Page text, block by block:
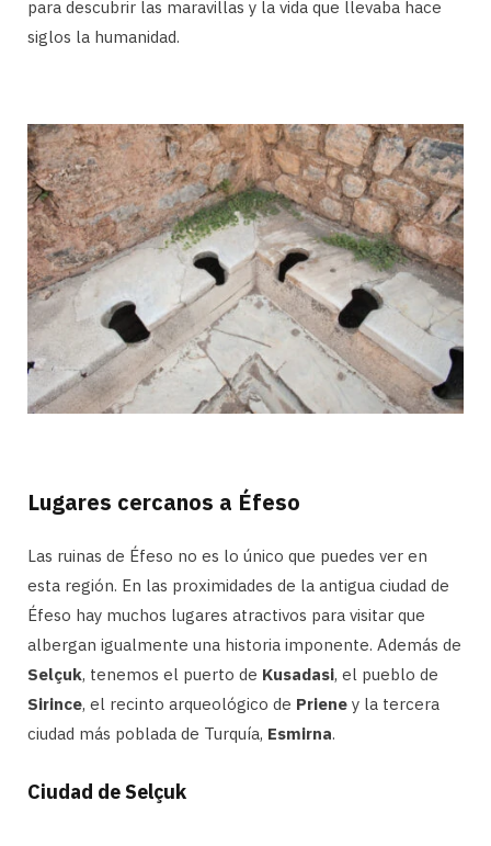
para descubrir las maravillas y la vida que llevaba hace
siglos la humanidad.
Lugares cercanos a Éfeso
Las ruinas de Éfeso no es lo único que puedes ver en
esta región. En las proximidades de la antigua ciudad de
Éfeso hay muchos lugares atractivos para visitar que
albergan igualmente una historia imponente. Además de
Selçuk, tenemos el puerto de Kusadasi, el pueblo de
Sirince, el recinto arqueológico de Priene y la tercera
ciudad más poblada de Turquía, Esmirna.
Ciudad de Selçuk